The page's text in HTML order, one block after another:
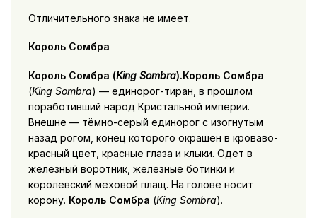
Отличительного знака не имеет.
Король Сомбра
Король Сомбра (King Sombra).Король Сомбра
(King Sombra) — единорог-тиран, в прошлом
поработивший народ Кристальной империи.
Внешне — тёмно-серый единорог с изогнутым
назад рогом, конец которого окрашен в кроваво-
красный цвет, красные глаза и клыки. Одет в
железный воротник, железные ботинки и
королевский меховой плащ. На голове носит
корону. Король Сомбра (King Sombra).